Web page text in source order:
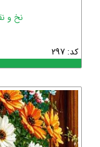
نخ و
کد: 297